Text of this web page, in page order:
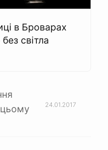
в Броварах
світла
цьому
24.01.2017